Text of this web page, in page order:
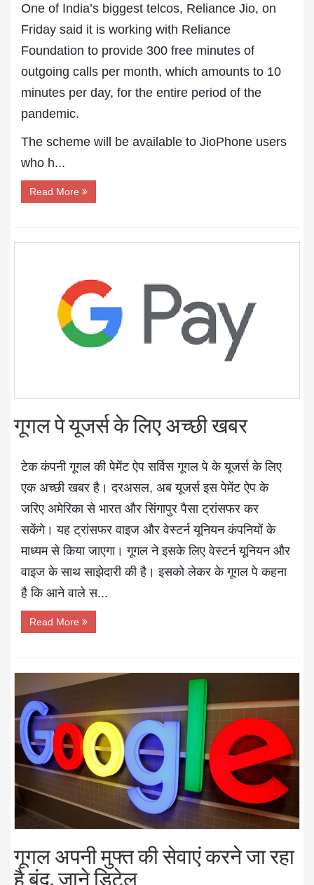
One of India’s biggest telcos, Reliance Jio, on
Friday said it is working with Reliance
Foundation to provide 300 free minutes of
outgoing calls per month, which amounts to 10
minutes per day, for the entire period of the
pandemic.
The scheme will be available to JioPhone users
who h...
Read More
गूगल पे यूजर्स के लिए अच्छी खबर
टेक कंपनी गूगल की पेमेंट ऐप सर्विस गूगल पे के यूजर्स के लिए
एक अच्छी खबर है। दरअसल, अब यूजर्स इस पेमेंट ऐप के
जरिए अमेरिका से भारत और सिंगापुर पैसा ट्रांसफर कर
सकेंगे। यह ट्रांसफर वाइज और वेस्टर्न यूनियन कंपनियों के
माध्यम से किया जाएगा। गूगल ने इसके लिए वेस्टर्न यूनियन और
वाइज के साथ साझेदारी की है। इसको लेकर के गूगल पे कहना
है कि आने वाले स...
Read More
गूगल अपनी मुफ्त की सेवाएं करने जा रहा
है बंद, जाने डिटेल